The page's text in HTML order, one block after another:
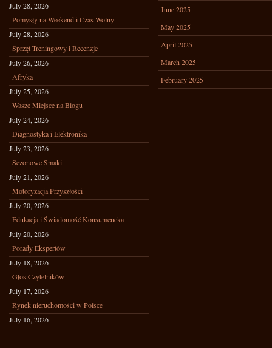
July 28, 2026
Pomysły na Weekend i Czas Wolny
July 28, 2026
Sprzęt Treningowy i Recenzje
July 26, 2026
Afryka
July 25, 2026
Wasze Miejsce na Blogu
July 24, 2026
Diagnostyka i Elektronika
July 23, 2026
Sezonowe Smaki
July 21, 2026
Motoryzacja Przyszłości
July 20, 2026
Edukacja i Świadomość Konsumencka
July 20, 2026
Porady Ekspertów
July 18, 2026
Głos Czytelników
July 17, 2026
Rynek nieruchomości w Polsce
July 16, 2026
June 2025
May 2025
April 2025
March 2025
February 2025